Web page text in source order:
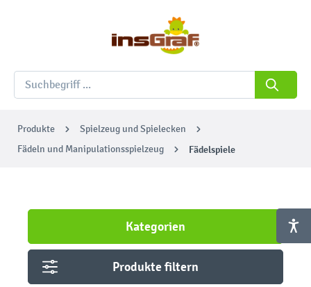
Produkte
Spielzeug und Spielecken
Fädeln und Manipulationsspielzeug
Fädelspiele
Kategorien
Produkte filtern